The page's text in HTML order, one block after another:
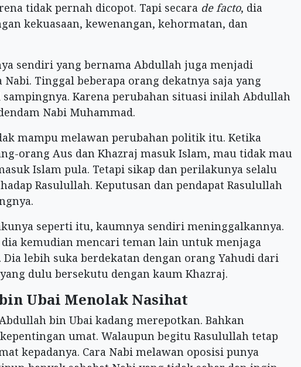
tidak pernah dicopot. Tapi secara de facto, dia
kekuasaan, kewenangan, kehormatan, dan
sendiri yang bernama Abdullah juga menjadi
Tinggal beberapa orang dekatnya saja yang
Karena perubahan situasi inilah Abdullah
Nabi Muhammad.
mampu melawan perubahan politik itu. Ketika
orang Aus dan Khazraj masuk Islam, mau tidak mau
Islam pula. Tetapi sikap dan perilakunya selalu
Rasulullah. Keputusan dan pendapat Rasulullah
seperti itu, kaumnya sendiri meninggalkannya.
kemudian mencari teman lain untuk menjaga
Dia lebih suka berdekatan dengan orang Yahudi dari
dulu bersekutu dengan kaum Khazraj.
Ubai Menolak Nasihat
bin Ubai kadang merepotkan. Bahkan
umat. Walaupun begitu Rasulullah tetap
kepadanya. Cara Nabi melawan oposisi punya